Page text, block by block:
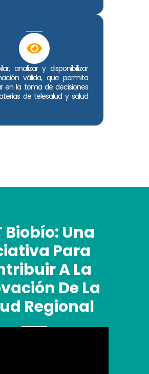
analizar y disponibilizar
válida, que permita
en la toma de decisiones
de telesalud y salud
Biobío: Una
Para
A La
De La
Regional